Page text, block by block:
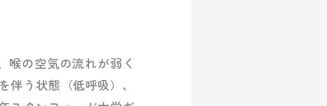
喉の空気の流れが弱く
う状態（低呼吸）、